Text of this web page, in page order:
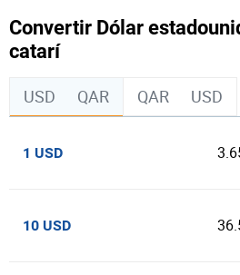
Convertir Dólar
catarí
USD QAR QAR USD
1 USD
10 USD